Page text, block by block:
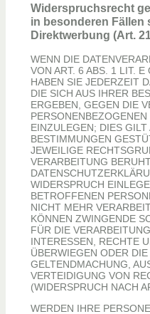
Widerspruchsrecht
in besonderen Fällen
Direktwerbung (Art.
WENN DIE
VON ART. 6 ABS. 1 LIT.
HABEN SIE JEDERZEIT
DIE SICH AUS IHRER
ERGEBEN, GEGEN DIE
EINZULEGEN; DIES
BESTIMMUNGEN
JEWEILIGE
VERARBEITUNG
WIDERSPRUCH
BETROFFENEN
NICHT MEHR
KÖNNEN ZWINGENDE
FÜR DIE
INTERESSEN, RECHTE
ÜBERWIEGEN ODER
GELTENDMACHUNG,
VERTEIDIGUNG VON
(WIDERSPRUCH NACH
WERDEN IHRE